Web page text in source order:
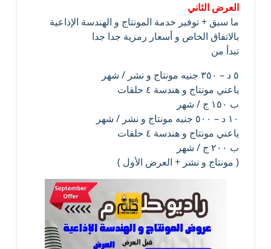
العرض الثاني
ما سبق + توفير خدمة المونتاج و الهندسة الإذاعية
بالاتفاق الخاص و أسعار رمزية جدا جدا
تبدأ من
ياعني مونتاج و هندسة ٤ حلقات
ب ١٥٠ ج / شهر
١٠ د – ٥٠٠ جنيه مونتاج و نشر / شهر
ياعني مونتاج و هندسة ٤ حلقات
ب ٢٠٠ ج / شهر
( مونتاج و نشر + العرض الأول )